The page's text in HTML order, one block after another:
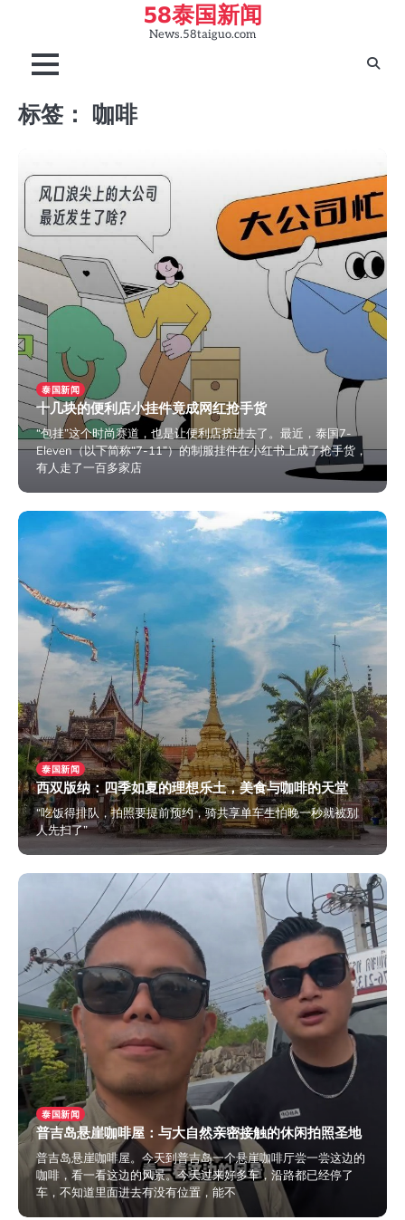
content
58泰国新闻
News.58taiguo.com
标签： 咖啡
泰国新闻
十几块的便利店小挂件竟成网红抢手货
“包挂”这个时尚赛道，也是让便利店挤进去了。最近，泰国7-
Eleven（以下简称“7-11”）的制服挂件在小红书上成了抢手货，
有人走了一百多家店
2024年9月5日
泰国新闻
西双版纳：四季如夏的理想乐土，美食与咖啡的天堂
“吃饭得排队，拍照要提前预约，骑共享单车生怕晚一秒就被别
人先扫了”
2024年6月21日
泰国新闻
普吉岛悬崖咖啡屋：与大自然亲密接触的休闲拍照圣地
普吉岛悬崖咖啡屋。今天到普吉岛一个悬崖咖啡厅尝一尝这边的
咖啡，看一看这边的风景。今天过来好多车，沿路都已经停了
车，不知道里面进去有没有位置，能不